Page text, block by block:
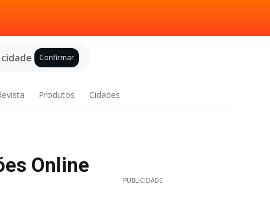
Confirmar
Produtos Cidades
Online
PUBLICIDADE